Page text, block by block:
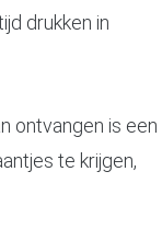
drukken in
ontvangen is een
te krijgen,